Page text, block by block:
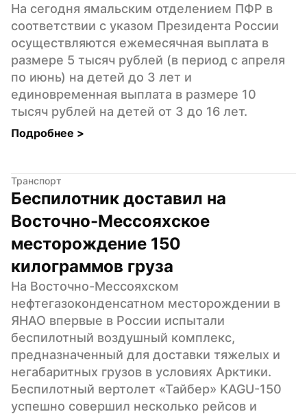
На сегодня ямальским отделением ПФР в
соответствии с указом Президента России
осуществляются ежемесячная выплата в
размере 5 тысяч рублей (в период с апреля
по июнь) на детей до 3 лет и
единовременная выплата в размере 10
тысяч рублей на детей от 3 до 16 лет.
Подробнее >
Транспорт
Беспилотник доставил на
Восточно-Мессояхское
месторождение 150
килограммов груза
На Восточно-Мессояхском
нефтегазоконденсатном месторождении в
ЯНАО впервые в России испытали
беспилотный воздушный комплекс,
предназначенный для доставки тяжелых и
негабаритных грузов в условиях Арктики.
Беспилотный вертолет «Тайбер» KAGU-150
успешно совершил несколько рейсов и